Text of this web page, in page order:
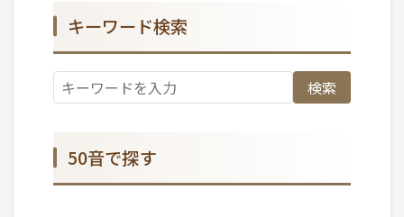
キーワード検索
検索
50音で探す